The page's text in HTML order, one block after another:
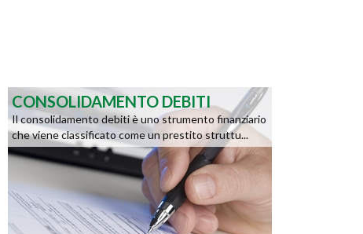
CONSOLIDAMENTO DEBITI
Il consolidamento debiti è uno strumento finanziario
che viene classificato come un prestito struttu...